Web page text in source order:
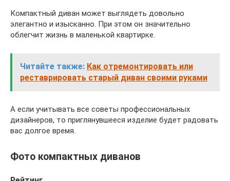
Компактный диван может выглядеть довольно
элегантно и изысканно. При этом он значительно
облегчит жизнь в маленькой квартирке.
Читайте также: Как отремонтировать или
реставрировать старый диван своими руками
А если учитывать все советы профессиональных
дизайнеров, то приглянувшееся изделие будет радовать
вас долгое время.
Фото компактных диванов